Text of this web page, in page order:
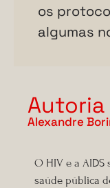
os
algumas
Autoria
Alexandre
O HIV e a AIDS
saúde pública